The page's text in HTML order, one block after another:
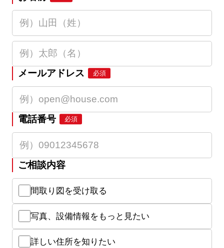
メールアドレス 必須
電話番号 必須
ご相談内容
間取り図を受け取る
写真、設備情報をもっと見たい
詳しい住所を知りたい